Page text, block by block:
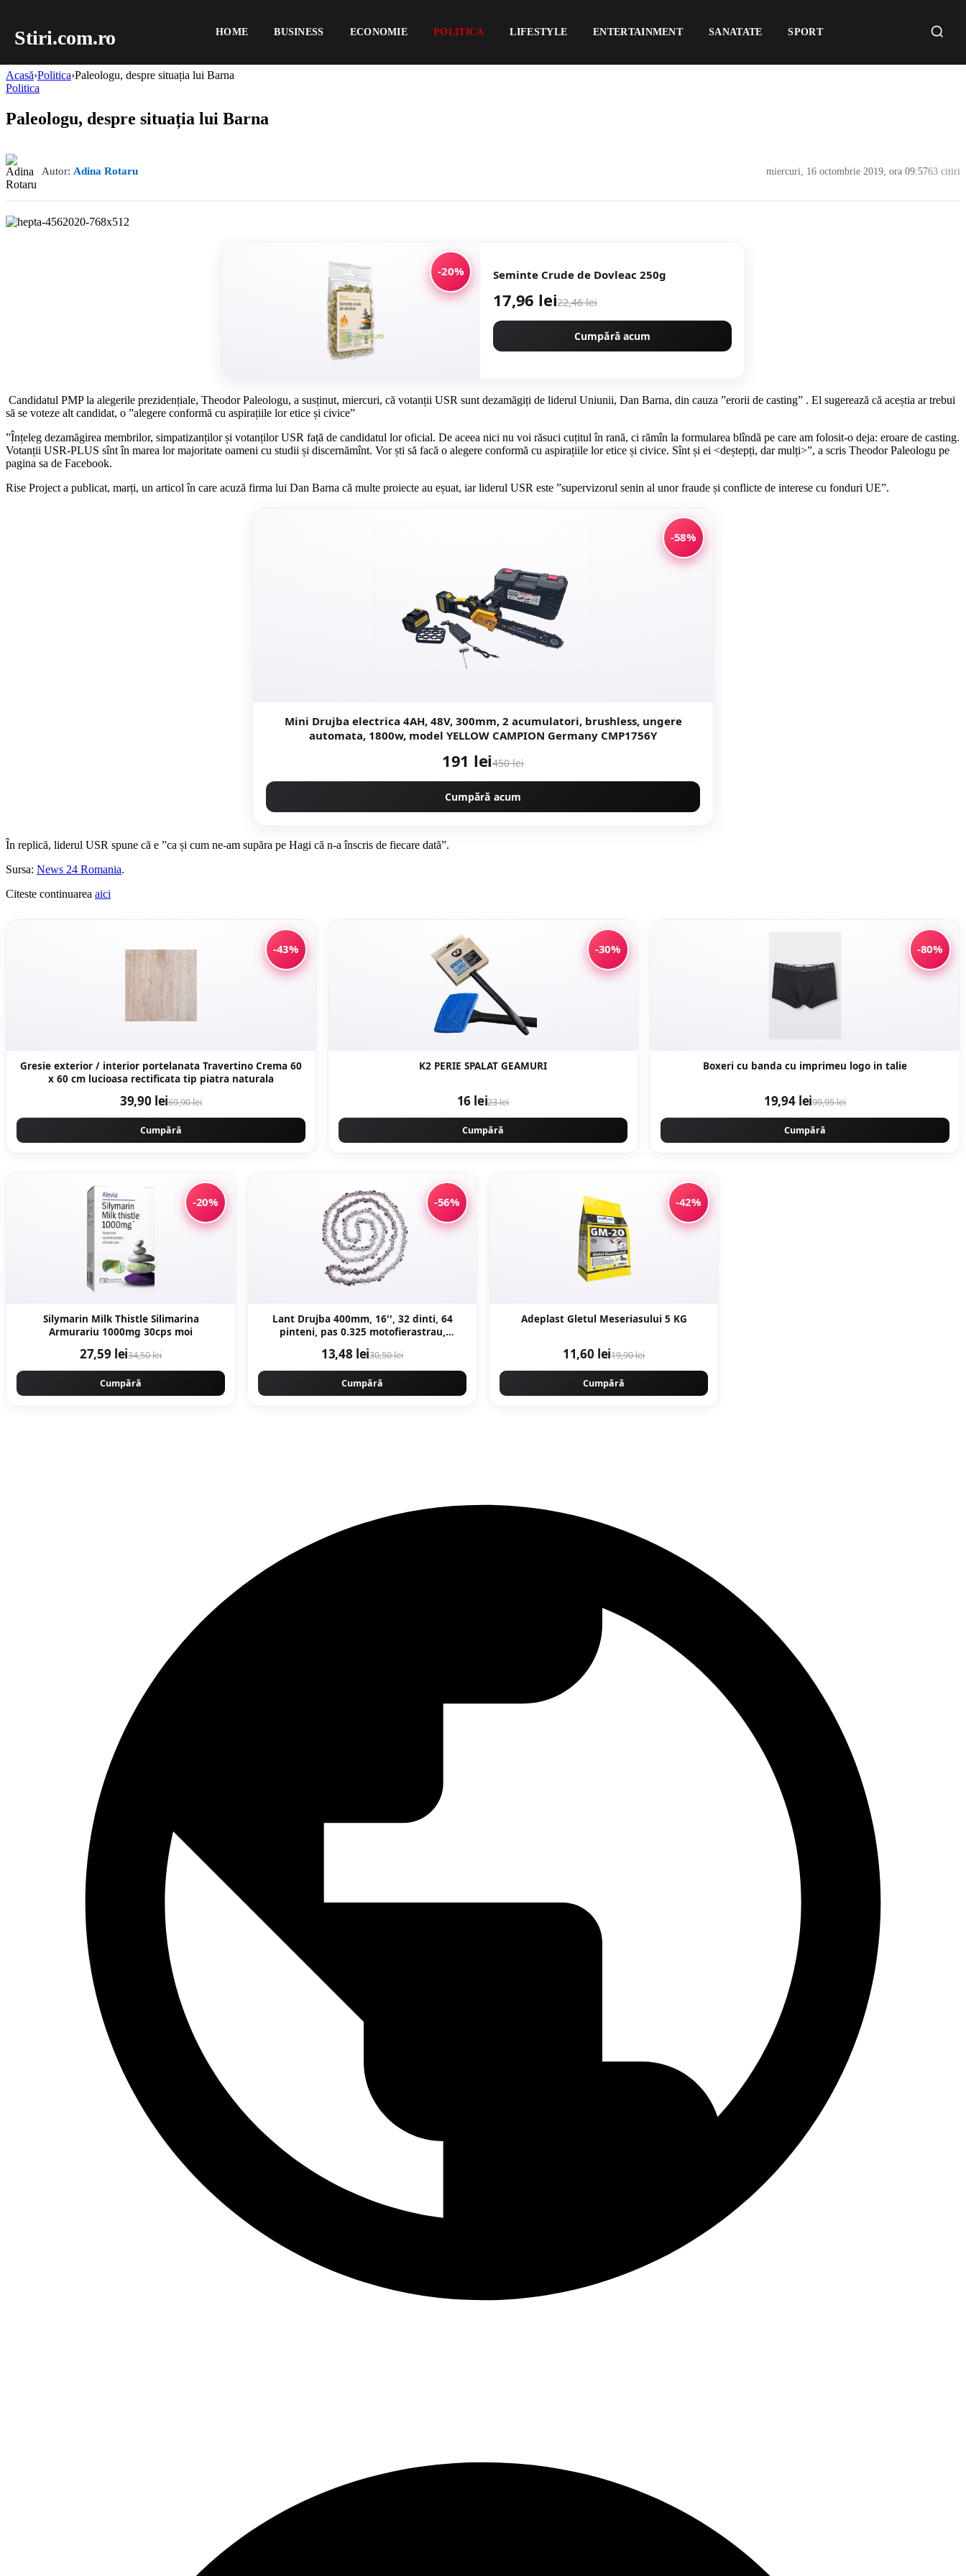
Stiri.com.ro HOME BUSINESS ECONOMIE POLITICA LIFESTYLE ENTERTAINMENT SANATATE SPORT
Acasă›Politica›Paleologu, despre situația lui Barna
Politica
Paleologu, despre situația lui Barna
Autor: Adina Rotaru miercuri, 16 octombrie 2019, ora 09:5763 citiri
-20% Seminte Crude de Dovleac 250g
17,96 lei22,46 lei
Cumpără acum
Candidatul PMP la alegerile prezidențiale, Theodor Paleologu, a susținut, miercuri, că votanții USR sunt dezamăgiți de liderul Uniunii, Dan Barna, din cauza ”erorii de casting” . El sugerează că aceștia ar trebui
să se voteze alt candidat, o ”alegere conformă cu aspirațiile lor etice și civice”
”Înțeleg dezamăgirea membrilor, simpatizanților și votanților USR față de candidatul lor oficial. De aceea nici nu voi răsuci cuțitul în rană, ci rămîn la formularea blîndă pe care am folosit-o deja: eroare de casting.
Votanții USR-PLUS sînt în marea lor majoritate oameni cu studii și discernămînt. Vor ști să facă o alegere conformă cu aspirațiile lor etice și civice. Sînt și ei <deștepți, dar mulți>”, a scris Theodor Paleologu pe
pagina sa de Facebook.
Rise Project a publicat, marți, un articol în care acuză firma lui Dan Barna că multe proiecte au eșuat, iar liderul USR este ”supervizorul senin al unor fraude și conflicte de interese cu fonduri UE”.
-58%
Mini Drujba electrica 4AH, 48V, 300mm, 2 acumulatori, brushless, ungere
automata, 1800w, model YELLOW CAMPION Germany CMP1756Y
191 lei450 lei
Cumpără acum
În replică, liderul USR spune că e ”ca și cum ne-am supăra pe Hagi că n-a înscris de fiecare dată”.
Sursa: News 24 Romania.
Citeste continuarea aici
-43%
Gresie exterior / interior portelanata Travertino Crema 60
x 60 cm lucioasa rectificata tip piatra naturala
39,90 lei69,90 lei
Cumpără
-30%
K2 PERIE SPALAT GEAMURI
16 lei23 lei
Cumpără
-80%
Boxeri cu banda cu imprimeu logo in talie
19,94 lei99,95 lei
Cumpără
-20%
Silymarin Milk Thistle Silimarina
Armurariu 1000mg 30cps moi
27,59 lei34,50 lei
Cumpără
-56%
Lant Drujba 400mm, 16'', 32 dinti, 64
pinteni, pas 0.325 motofierastrau,
13,48 lei30,50 lei
Cumpără
-42%
Adeplast Gletul Meseriasului 5 KG
11,60 lei19,90 lei
Cumpără